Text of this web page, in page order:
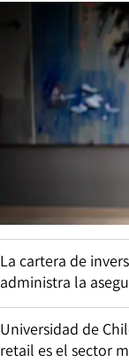
La cartera de
administra la
Universidad de
retail es el sector